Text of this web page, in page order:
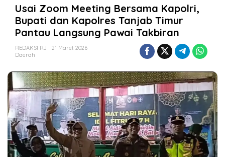
a
i
Z
o
o
e
e
t
i
n
g
B
e
s
Usai Zoom Meeting Bersama Kapolri,
Bupati dan Kapolres Tanjab Timur
Pantau Langsung Pawai Takbiran
REDAKSI RJ
21 Maret 2026
Daerah